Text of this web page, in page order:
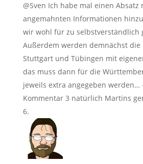
@Sven Ich habe mal einen
angemahnten Informationen
wir wohl für zu selbstverständlich
Außerdem werden demnächst die
Stuttgart und Tübingen mit
das muss dann für die
jeweils extra angegeben werden…
Kommentar 3 natürlich Martins